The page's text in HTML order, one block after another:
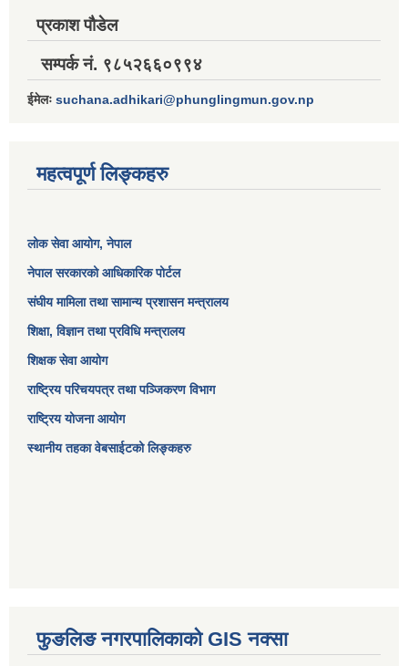
प्रकाश पौडेल
सम्पर्क नं. ९८५२६६०९९४
ईमेलः suchana.adhikari@phunglingmun.gov.np
महत्वपूर्ण लिङ्कहरु
लोक सेवा आयोग, नेपाल
नेपाल सरकारको आधिकारिक पोर्टल
संघीय मामिला तथा सामान्य प्रशासन मन्त्रालय
शिक्षा, विज्ञान तथा प्रविधि मन्त्रालय
शिक्षक सेवा आयोग
राष्ट्रिय परिचयपत्र तथा पञ्जिकरण विभाग
राष्ट्रिय योजना आयोग
स्थानीय तहका वेबसाईटको लिङ्कहरु
फुङलिङ नगरपालिकाको GIS नक्सा